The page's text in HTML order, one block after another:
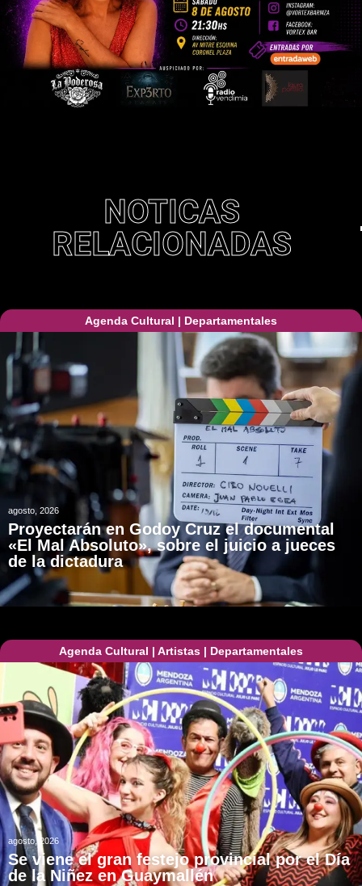
NOTICAS
RELACIONADAS
Agenda Cultural | Departamentales
agosto, 2026
Proyectarán en Godoy Cruz el documental
«El Mal Absoluto», sobre el juicio a jueces
de la dictadura
Agenda Cultural | Artistas | Departamentales
agosto, 2026
Se viene el gran festejo provincial por el Día
de la Niñez en Guaymallén